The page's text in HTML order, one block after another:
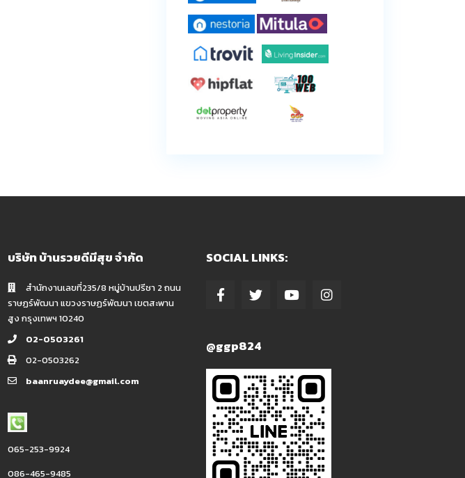
บริษัท บ้านรวยดีมีสุข จำกัด
สำนักงานเลขที่235/8 หมู่บ้านปรีชา 2 ถนน
ราษฏร์พัฒนา แขวงราษฏร์พัฒนา เขตสะพาน
สูง กรุงเทพฯ 10240
02-0503261
02-0503262
baanruaydee@gmail.com
065-253-9924
086-465-9485
SOCIAL LINKS:
@ggp824